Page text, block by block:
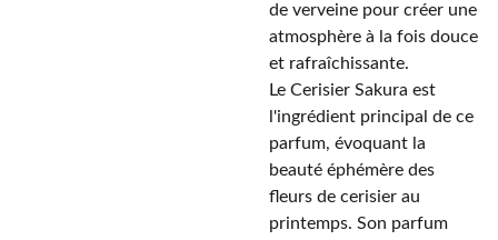
de verveine pour créer une
atmosphère à la fois douce
et rafraîchissante.
Le Cerisier Sakura est
l'ingrédient principal de ce
parfum, évoquant la
beauté éphémère des
fleurs de cerisier au
printemps. Son parfum